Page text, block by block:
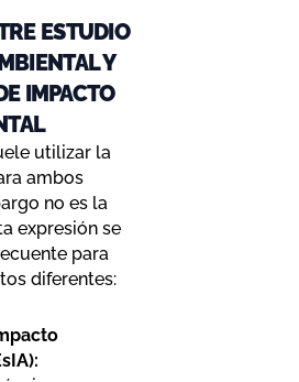
ESTUDIO
Y
IMPACTO
utilizar la
ambos
no es la
expresión se
para
diferentes: